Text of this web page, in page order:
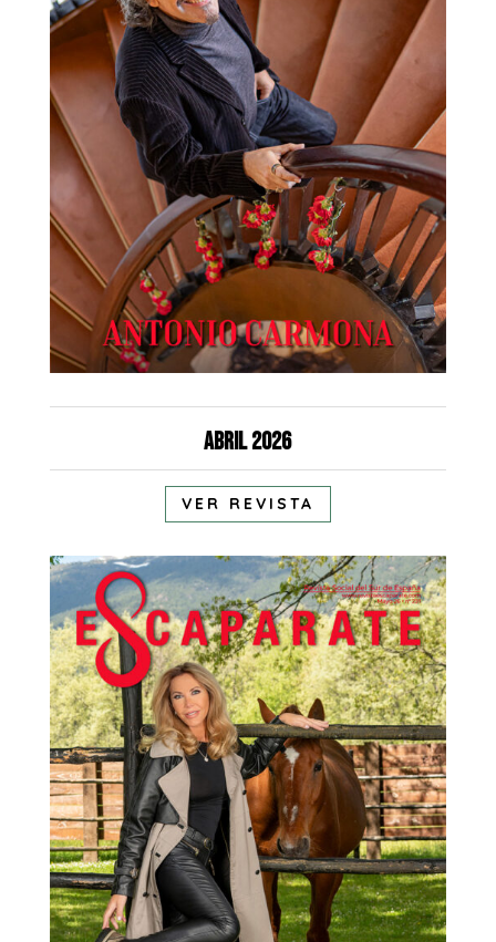
Abril 2026
VER REVISTA